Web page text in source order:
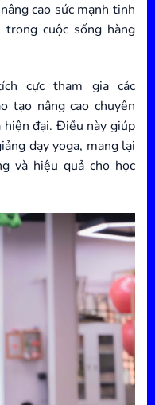
cao sức mạnh tinh
cuộc sống hàng
cực tham gia các
tạo nâng cao chuyên
hiện đại. Điều này giúp
dạy yoga, mang lại
và hiệu quả cho học